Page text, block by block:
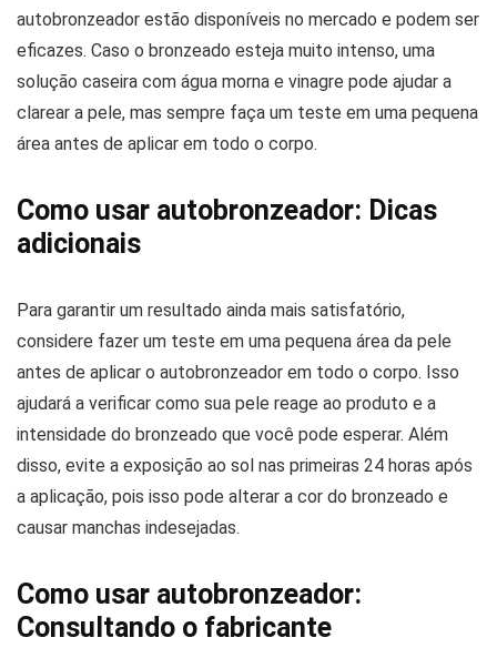
autobronzeador estão disponíveis no mercado e podem ser
eficazes. Caso o bronzeado esteja muito intenso, uma
solução caseira com água morna e vinagre pode ajudar a
clarear a pele, mas sempre faça um teste em uma pequena
área antes de aplicar em todo o corpo.
Como usar autobronzeador: Dicas
adicionais
Para garantir um resultado ainda mais satisfatório,
considere fazer um teste em uma pequena área da pele
antes de aplicar o autobronzeador em todo o corpo. Isso
ajudará a verificar como sua pele reage ao produto e a
intensidade do bronzeado que você pode esperar. Além
disso, evite a exposição ao sol nas primeiras 24 horas após
a aplicação, pois isso pode alterar a cor do bronzeado e
causar manchas indesejadas.
Como usar autobronzeador:
Consultando o fabricante